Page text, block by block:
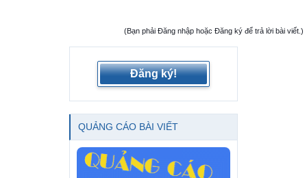
(Bạn phải Đăng nhập hoặc Đăng ký để trả lời bài viết.)
Đăng ký!
QUẢNG CÁO BÀI VIẾT